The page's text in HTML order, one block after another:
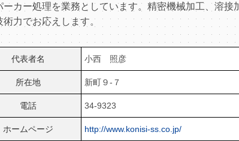
ーカー処理を業務としています。精密機械加工、溶接
術力でお応えします。
代表者名 小西 照彦
所在地 新町９-７
電話 34-9323
ホームページ http://www.konisi-ss.co.jp/